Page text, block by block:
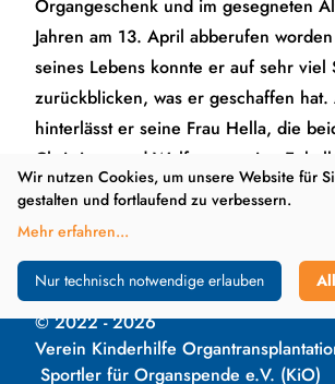
Organgeschenk und im gesegneten
Jahren am 13. April abberufen
seines Lebens konnte er auf sehr viel
zurückblicken, was er geschaffen hat.
hinterlässt er seine Frau Hella, die
Christiane und Wolfgang, seine
unzählige KiO-Freundinnen und -
Konfiguration
©2022- 2026
Verein Kinderhilfe
Sportler für Organspende e.V. (KiO)
Wir nutzen Cookies, um unsere Website für
gestalten und fortlaufend zu verbessern.
Mehr erfahren...
Nur technisch notwendige erlauben